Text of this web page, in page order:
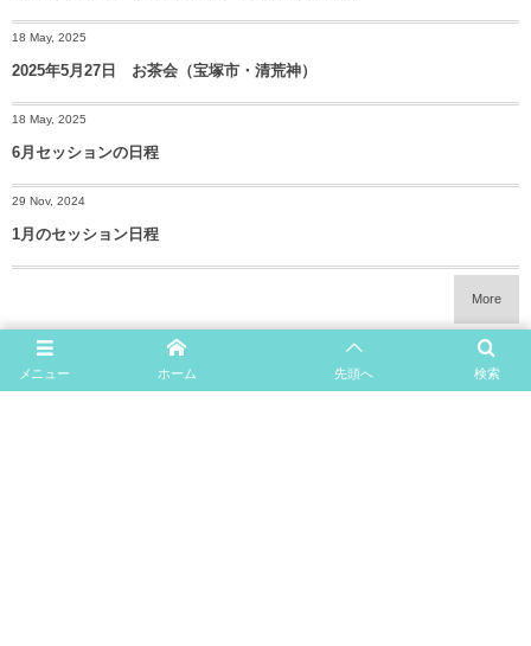
18 May, 2025
2025年5月27日 お茶会（宝塚市・清荒神）
18 May, 2025
6月セッションの日程
29 Nov, 2024
1月のセッション日程
More
メニュー 検索
ホーム 先頭へ